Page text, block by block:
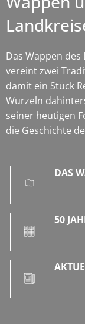
Das Wappen
vereint zwei
damit ein Stück
Wurzeln
seiner heutigen
die Geschichte
DAS
50